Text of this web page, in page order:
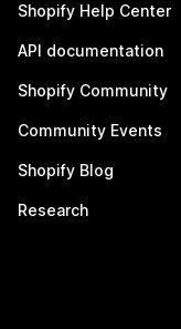
Shopify Help Center
API documentation
Shopify Community
Community Events
Shopify Blog
Research